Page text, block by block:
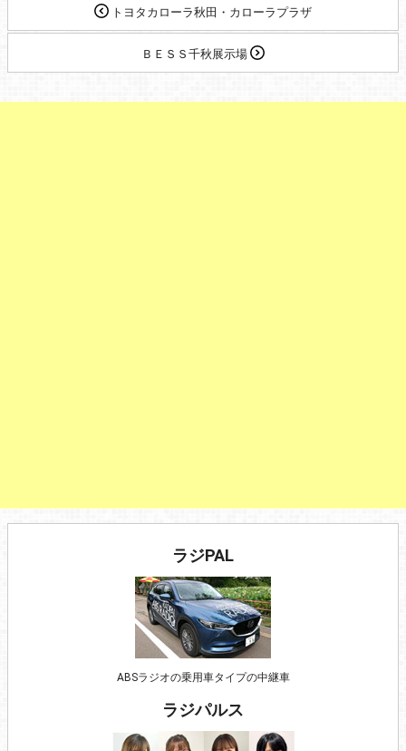
トヨタカローラ秋田・カローラプラザ
ＢＥＳＳ千秋展示場
ラジPAL
ABSラジオの乗用車タイプの中継車
ラジパルス